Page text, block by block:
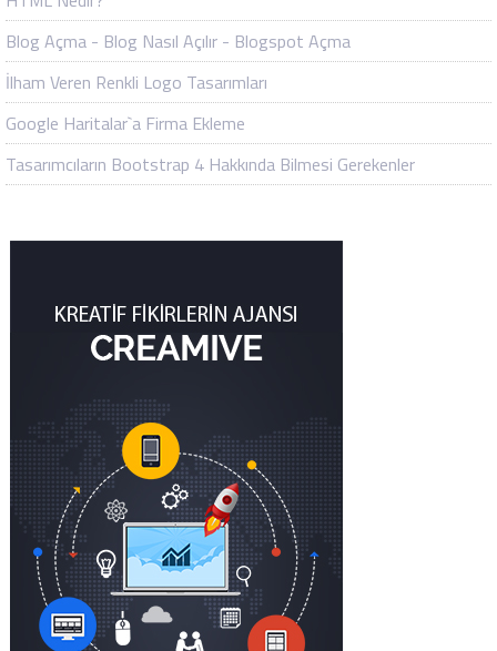
Blog Açma - Blog Nasıl Açılır - Blogspot Açma
İlham Veren Renkli Logo Tasarımları
Google Haritalar`a Firma Ekleme
Tasarımcıların Bootstrap 4 Hakkında Bilmesi Gerekenler